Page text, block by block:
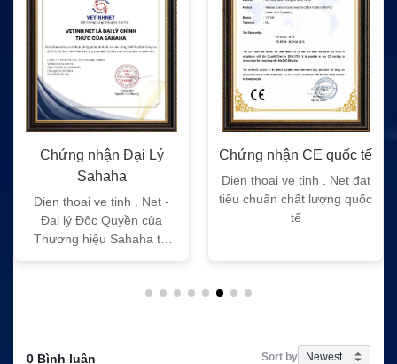
Chứng nhận Đại Lý
Sahaha
Dien thoai ve tinh . Net -
Đại lý Độc Quyền của
Thương hiệu Sahaha tại
Chứng nhận CE quốc tế
Dien thoai ve tinh . Net đạt
tiêu chuẩn chất lượng quốc
tế
0 Bình luận Sort by